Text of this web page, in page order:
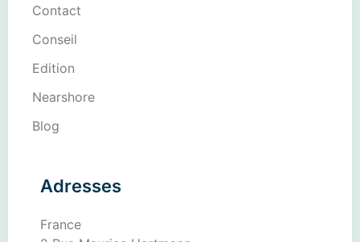
Contact
Conseil
Edition
Nearshore
Blog
Adresses
France